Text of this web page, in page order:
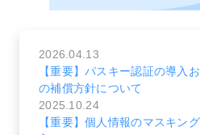
2026.04.13
【重要】パスキー認証の導入
の補償方針について
2025.10.24
【重要】個人情報のマスキン